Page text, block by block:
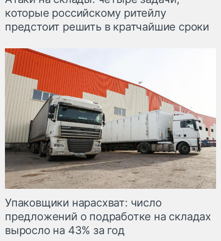
которые российскому ритейлу
предстоит решить в кратчайшие сроки
Упаковщики нарасхват: число
предложений о подработке на складах
выросло на 43% за год